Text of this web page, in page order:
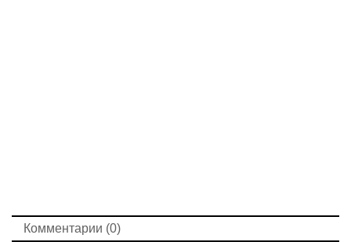
Комментарии (0)